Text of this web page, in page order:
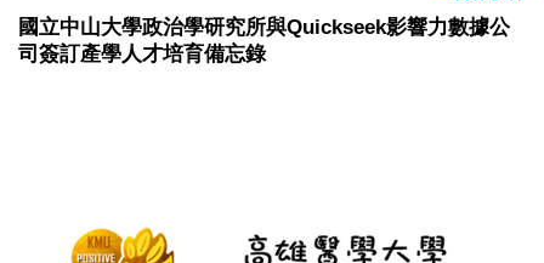
國立中山大學政治學研究所與Quickseek影響力數據公
司簽訂產學人才培育備忘錄